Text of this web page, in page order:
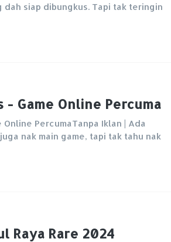
dah siap dibungkus. Tapi tak teringin
- Game Online Percuma
PercumaTanpa Iklan | Ada
nak main game, tapi tak tahu nak
Raya Rare 2024